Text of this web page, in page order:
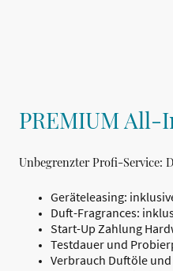
PREMIUM All-
Unbegrenzter Profi-Service:
Geräteleasing:
Duft-Fragrances:
Start-Up Zahlung
Testdauer und
Verbrauch Duftöle